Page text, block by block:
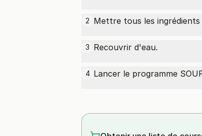
2 Mettre tous les ingrédients
3 Recouvrir d'eau.
4 Lancer le programme